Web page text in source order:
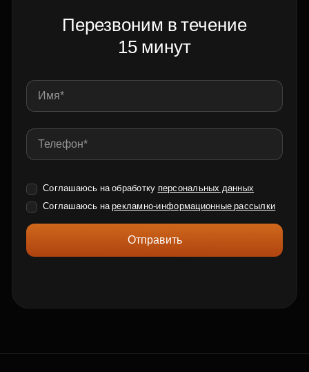
Перезвоним в течение
15 минут
Соглашаюсь на обработку персональных данных
Соглашаюсь нарекламно-информационные рассылки
Отправить